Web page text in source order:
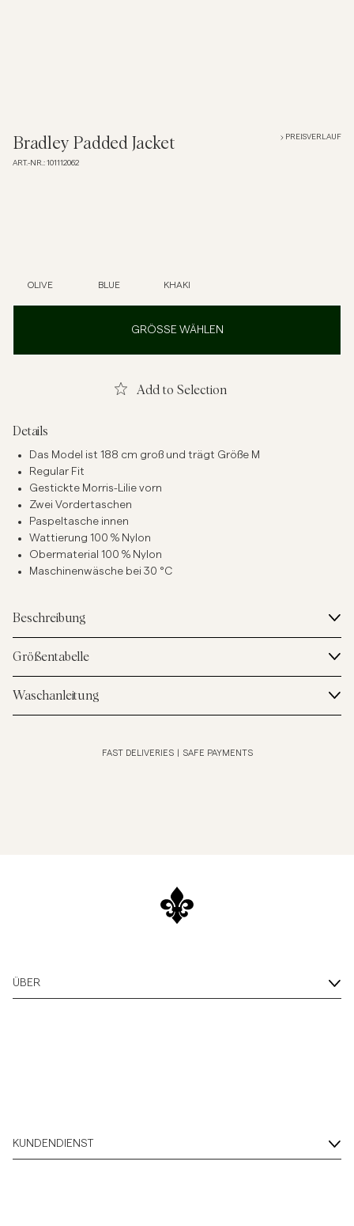
Hemden
T-Shirts
Unterwäsche
Bradley Padded Jacket
ART.-NR.: 101112062
PREISVERLAUF
OLIVE BLUE KHAKI
GRÖSSE WÄHLEN
Add to Selection
Details
Das Model ist 188 cm groß und trägt Größe M
Regular Fit
Gestickte Morris-Lilie vorn
Zwei Vordertaschen
Paspeltasche innen
Wattierung 100 % Nylon
Obermaterial 100 % Nylon
Maschinenwäsche bei 30 °C
Beschreibung
Größentabelle
Waschanleitung
FAST DELIVERIES SAFE PAYMENTS
ÜBER
KUNDENDIENST